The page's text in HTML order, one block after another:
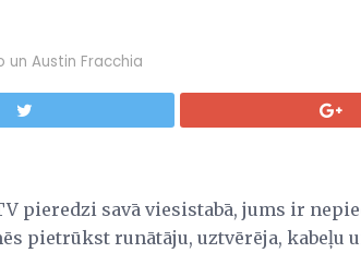
un Austin Fracchia
pieredzi savā viesistabā, jums ir
pietrūkst runātāju, uztvērēja, kabeļu